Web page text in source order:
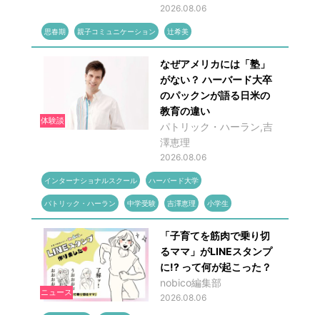
2026.08.06
思春期 親子コミュニケーション 辻希美
体験談
なぜアメリカには「塾」
がない？ ハーバード大卒
のパックンが語る日米の
教育の違い
パトリック・ハーラン,吉
澤恵理
2026.08.06
インターナショナルスクール ハーバード大学
パトリック・ハーラン 中学受験 吉澤恵理 小学生
ニュース
「子育てを筋肉で乗り切
るママ」がLINEスタンプ
に!? って何が起こった？
nobico編集部
2026.08.06